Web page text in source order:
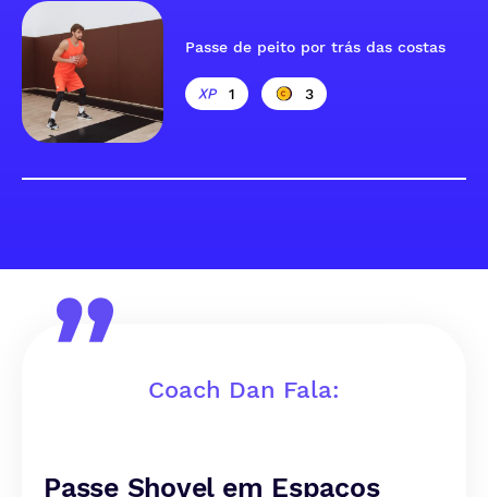
Passe de peito por trás das costas
1 3
Coach Dan Fala:
Passe Shovel em Espaços